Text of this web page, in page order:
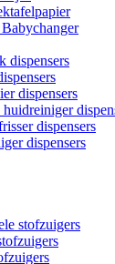
Babychanger
dispensers
dispensers
dispensers
dispensers
stofzuigers